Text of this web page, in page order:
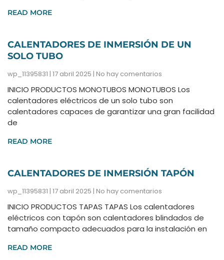
READ MORE
CALENTADORES DE INMERSIÓN DE UN
SOLO TUBO
wp_11395831 17 abril 2025 No hay comentarios
INICIO PRODUCTOS MONOTUBOS MONOTUBOS Los
calentadores eléctricos de un solo tubo son
calentadores capaces de garantizar una gran facilidad
de
READ MORE
CALENTADORES DE INMERSIÓN TAPÓN
wp_11395831 17 abril 2025 No hay comentarios
INICIO PRODUCTOS TAPAS TAPAS Los calentadores
eléctricos con tapón son calentadores blindados de
tamaño compacto adecuados para la instalación en
READ MORE